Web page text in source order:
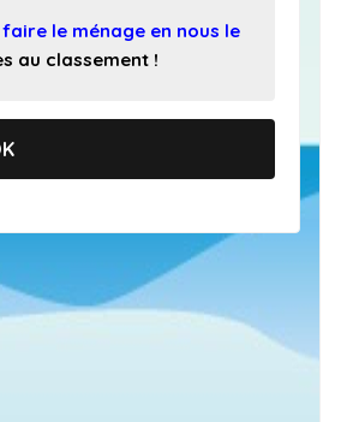
le ménage en nous le
au classement !